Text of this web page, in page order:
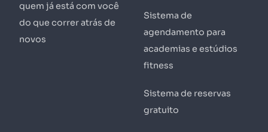
quem já está com você
do que correr atrás de
novos
Sistema de
agendamento para
academias e estúdios
fitness
Sistema de reservas
gratuito